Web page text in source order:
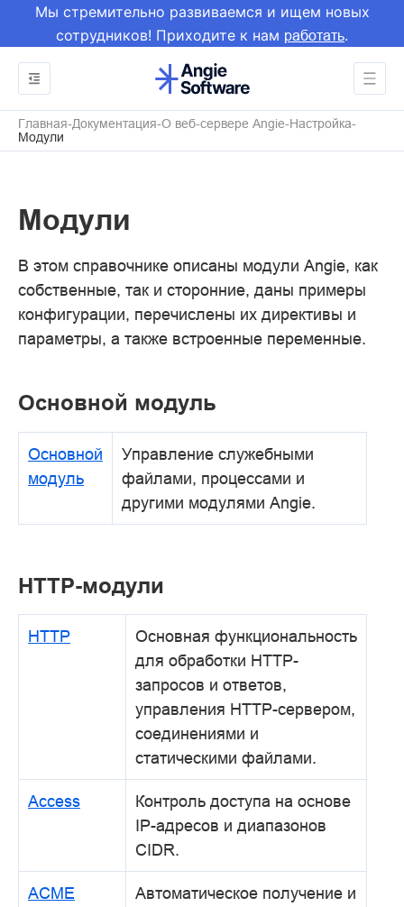
Мы стремительно развиваемся и ищем новых
сотрудников! Приходите к нам работать.
Главная Документация О веб-сервере Angie Настройка
Модули
Модули
В этом справочнике описаны модули Angie, как
собственные, так и сторонние, даны примеры
конфигурации, перечислены их директивы и
параметры, а также встроенные переменные.
Основной модуль
Основной
модуль
Управление служебными
файлами, процессами и
другими модулями Angie.
HTTP-модули
HTTP
Основная функциональность
для обработки HTTP-
запросов и ответов,
управления HTTP-сервером,
соединениями и
статическими файлами.
Access
Контроль доступа на основе
IP-адресов и диапазонов
CIDR.
ACME
Автоматическое получение и